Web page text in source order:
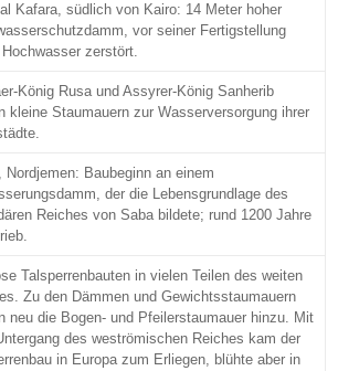
Kafara, südlich von Kairo: 14 Meter hoher
vor seiner Fertigstellung
zerstört.
König Rusa und Assyrer-König Sanherib
kleine Staumauern zur Wasserversorgung ihrer
Nordjemen: Baubeginn an einem
der die Lebensgrundlage des
Reiches von Saba bildete; rund 1200 Jahre
Talsperrenbauten in vielen Teilen des weiten
Zu den Dämmen und Gewichtsstaumauern
neu die Bogen- und Pfeilerstaumauer hinzu. Mit
des weströmischen Reiches kam der
in Europa zum Erliegen, blühte aber in